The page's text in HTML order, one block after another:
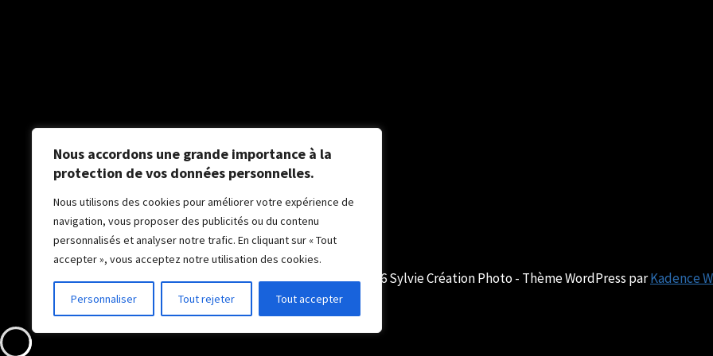
Nous accordons une grande importance à la
protection de vos données personnelles.
Nous utilisons des cookies pour améliorer votre expérience de
navigation, vous proposer des publicités ou du contenu
personnalisés et analyser notre trafic. En cliquant sur « Tout
accepter », vous acceptez notre utilisation des cookies.
Personnaliser Tout rejeter Tout accepter
© 2026 Sylvie Création Photo - Thème WordPress parKadence